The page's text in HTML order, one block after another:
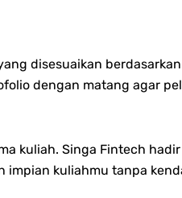
disesuaikan
dengan matang agar
kuliah. Singa Fintech
impian kuliahmu tanpa